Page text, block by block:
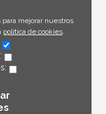
mejorar nuestros
política de cookies.